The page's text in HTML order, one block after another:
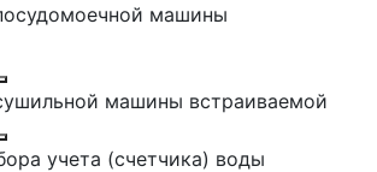
машины
машины встраиваемой
учета (счетчика) воды